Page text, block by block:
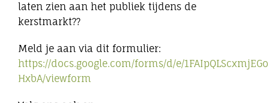
laten zien aan het publiek tijdens de
kerstmarkt??
Meld je aan via dit formulier:
https://docs.google.com/forms/d/e/
HxbA/viewform